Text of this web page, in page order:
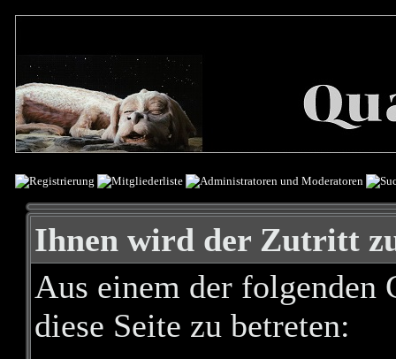
Ihnen wird der Zutritt
Aus einem der folgenden
diese Seite zu betreten: